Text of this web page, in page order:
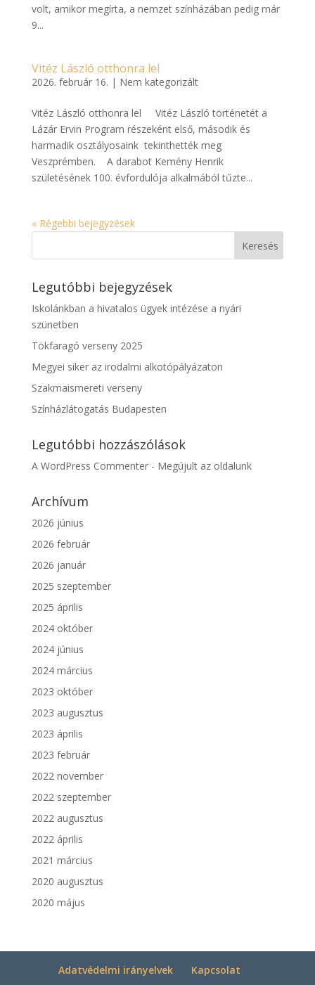
volt, amikor megírta, a nemzet színházában pedig már
9...
Vitéz László otthonra lel
2026. február 16. | Nem kategorizált
Vitéz László otthonra lel Vitéz László történetét a
Lázár Ervin Program részeként első, második és
harmadik osztályosaink tekinthették meg
Veszprémben. A darabot Kemény Henrik
születésének 100. évfordulója alkalmából tűzte...
« Régebbi bejegyzések
Legutóbbi bejegyzések
Iskolánkban a hivatalos ügyek intézése a nyári
szünetben
Tökfaragó verseny 2025
Megyei siker az irodalmi alkotópályázaton
Szakmaismereti verseny
Színházlátogatás Budapesten
Legutóbbi hozzászólások
A WordPress Commenter- Megújult az oldalunk
Archívum
2026 június
2026 február
2026 január
2025 szeptember
2025 április
2024 október
2024 június
2024 március
2023 október
2023 augusztus
2023 április
2023 február
2022 november
2022 szeptember
2022 augusztus
2022 április
2021 március
2020 augusztus
2020 május
Adatvédelmi irányelvek Kapcsolat